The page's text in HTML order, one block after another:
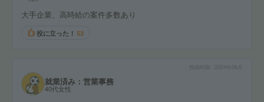
大手企業、高時給の案件多数あり
役に立った！ 53
2024年06月
就業済み：営業事務
40代女性